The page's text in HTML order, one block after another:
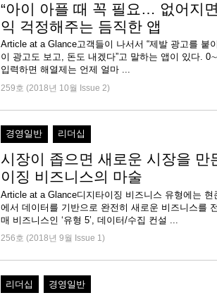
“아이 아플 때 꼭 필요… 없어지
익 걱정해주는 듬직한 앱
Article at a Glance고객들이 나서서 “제발 광고를 붙
이 광고도 보고, 돈도 내겠다”고 말하는 앱이 있다.
입력하면 해열제는 언제 얼마 ...
259호 (2018년 10월 Issue 2)
경영일반 리더십
시장이 좁으면 새로운 시장을 만
이징 비즈니스의 마술
Article at a Glance디지타이징 비즈니스 유형에는
에서 데이터를 기반으로 완전히 새로운 비즈니스를
매 비즈니스인 ‘유형 5’, 데이터/수집 컨설 ...
256호 (2018년 9월 Issue 1)
리더십 경영일반